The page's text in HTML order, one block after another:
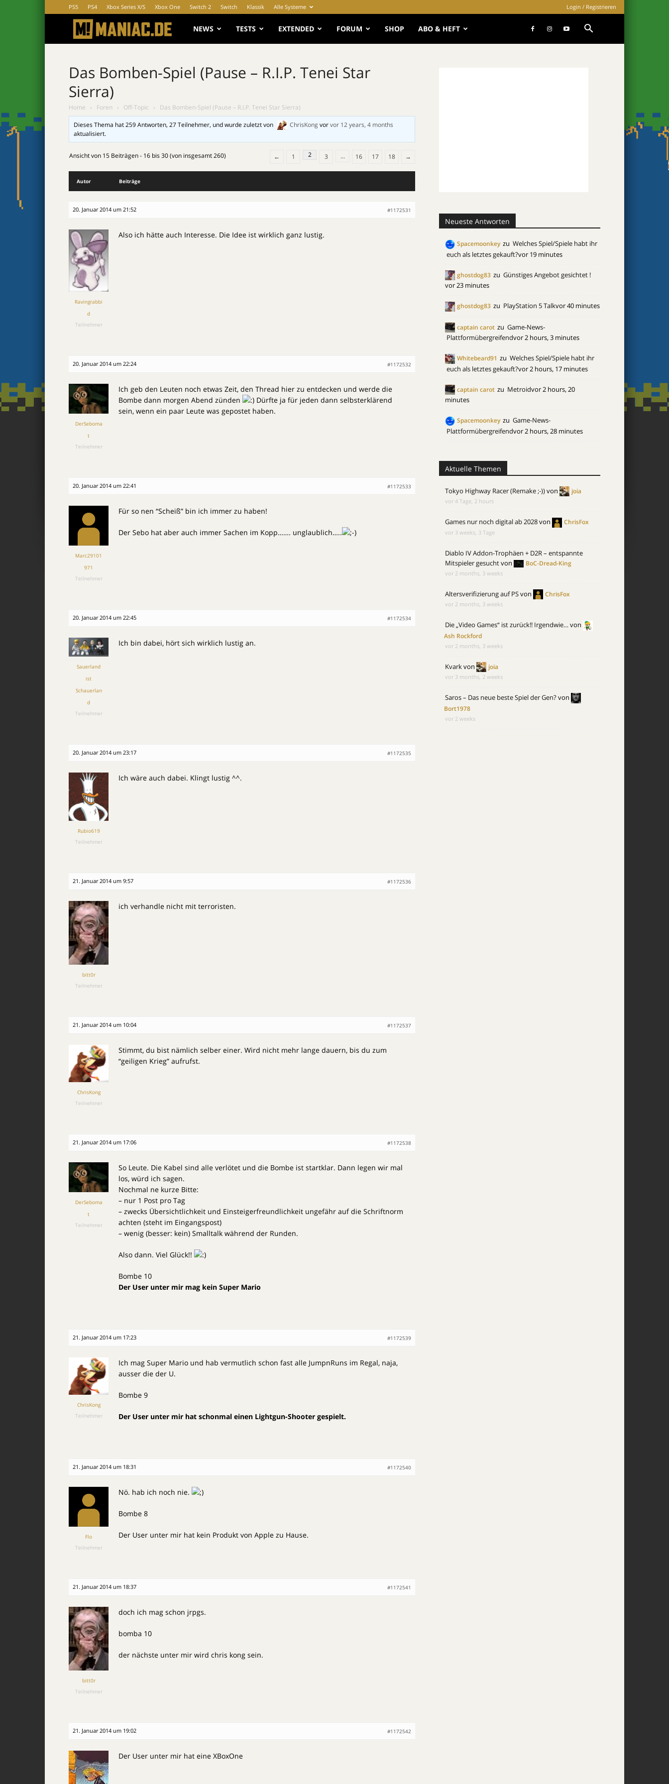
PS5 PS4 Xbox Series X/S Xbox One Switch 2 Switch Klassik Alle Systeme Login / Registrieren
MANIAC.de
NEWS TESTS EXTENDED FORUM SHOP ABO & HEFT
Das Bomben-Spiel (Pause – R.I.P. Tenei Star
Sierra)
Home › Foren › Off-Topic › Das Bomben-Spiel (Pause – R.I.P. Tenei Star Sierra)
Dieses Thema hat 259 Antworten, 27 Teilnehmer, und wurde zuletzt von ChrisKong vorvor 12 years, 4 months
aktualisiert.
Ansicht von 15 Beiträgen - 16 bis 30 (von insgesamt 260) ← 1 2 3 … 16 17 18 →
Autor Beiträge
20. Januar 2014 um 21:52 #1172531
Ravingrabbi
d
Teilnehmer
Also ich hätte auch Interesse. Die Idee ist wirklich ganz lustig.
20. Januar 2014 um 22:24 #1172532
DerSeboma
t
Teilnehmer
Ich geb den Leuten noch etwas Zeit, den Thread hier zu entdecken und werde die
Bombe dann morgen Abend zünden
Dürfte ja für jeden dann selbsterklärend
sein, wenn ein paar Leute was gepostet haben.
20. Januar 2014 um 22:41 #1172533
Marc29101
971
Teilnehmer
Für so nen “Scheiß” bin ich immer zu haben!
Der Sebo hat aber auch immer Sachen im Kopp……. unglaublich…..
20. Januar 2014 um 22:45 #1172534
Sauerland
ist
Schauerlan
d
Teilnehmer
Ich bin dabei, hört sich wirklich lustig an.
20. Januar 2014 um 23:17 #1172535
Rubio619
Teilnehmer
Ich wäre auch dabei. Klingt lustig ^^.
21. Januar 2014 um 9:57 #1172536
bitt0r
Teilnehmer
ich verhandle nicht mit terroristen.
21. Januar 2014 um 10:04 #1172537
ChrisKong
Teilnehmer
Stimmt, du bist nämlich selber einer. Wird nicht mehr lange dauern, bis du zum
“geiligen Krieg” aufrufst.
21. Januar 2014 um 17:06 #1172538
DerSeboma
t
Teilnehmer
So Leute. Die Kabel sind alle verlötet und die Bombe ist startklar. Dann legen wir mal
los, würd ich sagen.
Nochmal ne kurze Bitte:
– nur 1 Post pro Tag
– zwecks Übersichtlichkeit und Einsteigerfreundlichkeit ungefähr auf die Schriftnorm
achten (steht im Eingangspost)
– wenig (besser: kein) Smalltalk während der Runden.
Also dann. Viel Glück!!
Bombe 10
Der User unter mir mag kein Super Mario
21. Januar 2014 um 17:23 #1172539
ChrisKong
Teilnehmer
Ich mag Super Mario und hab vermutlich schon fast alle JumpnRuns im Regal, naja,
ausser die der U.
Bombe 9
Der User unter mir hat schonmal einen Lightgun-Shooter gespielt.
21. Januar 2014 um 18:31 #1172540
Flo
Teilnehmer
Nö. hab ich noch nie.
Bombe 8
Der User unter mir hat kein Produkt von Apple zu Hause.
21. Januar 2014 um 18:37 #1172541
bitt0r
Teilnehmer
doch ich mag schon jrpgs.
bomba 10
der nächste unter mir wird chris kong sein.
21. Januar 2014 um 19:02 #1172542
Der User unter mir hat eine XBoxOne
Neueste Antworten
Spacemoonkey zu Welches Spiel/Spiele habt ihr
euch als letztes gekauft?vor 19 minutes
ghostdog83 zu Günstiges Angebot gesichtet !
vor 23 minutes
ghostdog83 zu PlayStation 5 Talkvor 40 minutes
captain carot zu Game-News-
Plattformübergreifendvor 2 hours, 3 minutes
Whitebeard91 zu Welches Spiel/Spiele habt ihr
euch als letztes gekauft?vor 2 hours, 17 minutes
captain carot zu Metroidvor 2 hours, 20
minutes
Spacemoonkey zu Game-News-
Plattformübergreifendvor 2 hours, 28 minutes
Aktuelle Themen
Tokyo Highway Racer (Remake ;-))von joia
vor 4 Tage, 2 hours
Games nur noch digital ab 2028von ChrisFox
vor 3 weeks, 3 Tage
Diablo IV Addon-Trophäen + D2R – entspannte
Mitspieler gesuchtvon BoC-Dread-King
vor 2 months, 3 weeks
Altersverifizierung auf PSvon ChrisFox
vor 2 months, 3 weeks
Die „Video Games“ ist zurück!! Irgendwie…von
Ash Rockford
vor 2 months, 3 weeks
Kvarkvon joia
vor 3 months, 2 weeks
Saros – Das neue beste Spiel der Gen?von
Bort1978
vor 2 weeks